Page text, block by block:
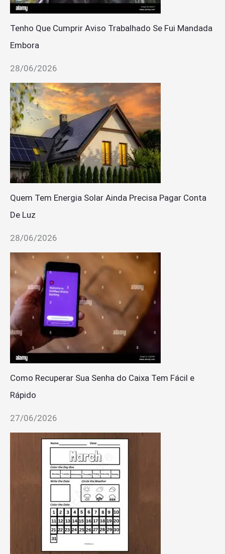
Tenho Que Cumprir Aviso Trabalhado Se Fui Mandada
Embora
28/06/2026
Quem Tem Energia Solar Ainda Precisa Pagar Conta
De Luz
28/06/2026
Como Recuperar Sua Senha do Caixa Tem Fácil e
Rápido
27/06/2026